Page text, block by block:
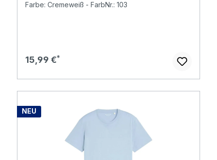
Farbe: Cremeweiß - FarbNr.: 103
Regulärer Preis:
15,99 €
NEU